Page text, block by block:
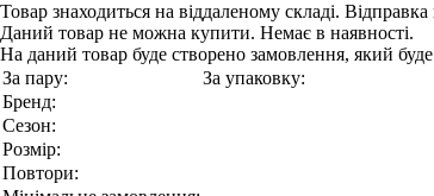
Товар знаходиться на віддаленому складі. Відправка
Даний товар не можна купити. Немає в наявності.
На даний товар буде створено замовлення, який
За пару:
За упаковку:
Бренд:
Сезон:
Розмір:
Повтори: